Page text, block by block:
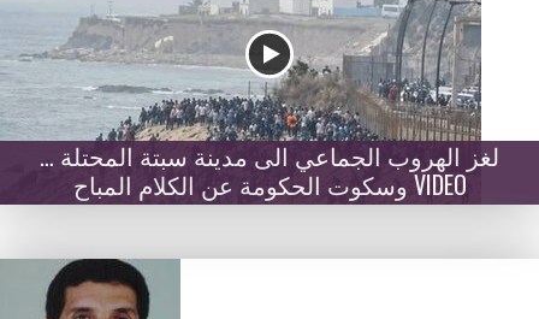
لغز الهروب الجماعي الى مدينة سبتة المحتلة …
وسكوت الحكومة عن الكلام المباح VIDEO